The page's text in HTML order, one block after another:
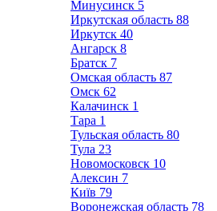
Минусинск 5
Иркутская область 88
Иркутск 40
Ангарск 8
Братск 7
Омская область 87
Омск 62
Калачинск 1
Тара 1
Тульская область 80
Тула 23
Новомосковск 10
Алексин 7
Київ 79
Воронежская область 78